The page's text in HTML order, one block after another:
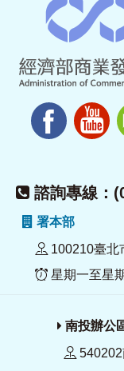
諮詢專線：
署本部
100210臺北
星期一至星
南投辦公